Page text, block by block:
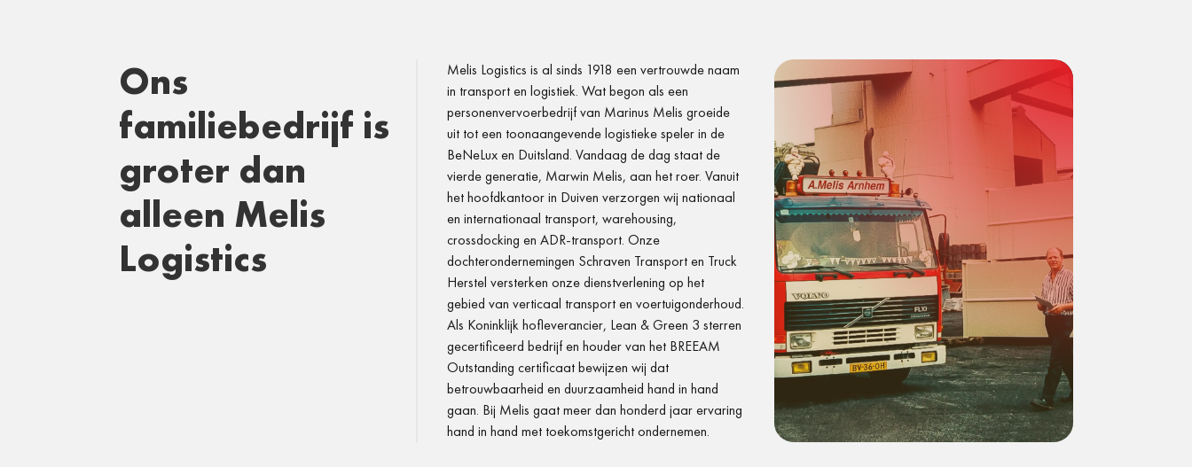
Ons
familiebedrijf is
groter dan
alleen Melis
Logistics
Melis Logistics is al sinds 1918 een vertrouwde naam
in transport en logistiek. Wat begon als een
personenvervoerbedrijf van Marinus Melis groeide
uit tot een toonaangevende logistieke speler in de
BeNeLux en Duitsland. Vandaag de dag staat de
vierde generatie, Marwin Melis, aan het roer. Vanuit
het hoofdkantoor in Duiven verzorgen wij nationaal
en internationaal transport, warehousing,
crossdocking en ADR-transport. Onze
dochterondernemingen Schraven Transport en Truck
Herstel versterken onze dienstverlening op het
gebied van verticaal transport en voertuigonderhoud.
Als Koninklijk hofleverancier, Lean & Green 3 sterren
gecertificeerd bedrijf en houder van het BREEAM
Outstanding certificaat bewijzen wij dat
betrouwbaarheid en duurzaamheid hand in hand
gaan. Bij Melis gaat meer dan honderd jaar ervaring
hand in hand met toekomstgericht ondernemen.